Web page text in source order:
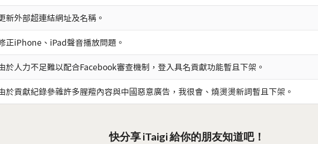
新外部超連結網址及名稱。
正iPhone、iPad聲音播放問題。
於人力不足難以配合Facebook審查機制，登入具名貢獻功能暫且下架。
於貢獻紀錄參雜許多腥羶內容與中國惡意廣告，我很會、燒燙燙新詞暫且下架。
快分享 iTaigi 給你的朋友知道吧！